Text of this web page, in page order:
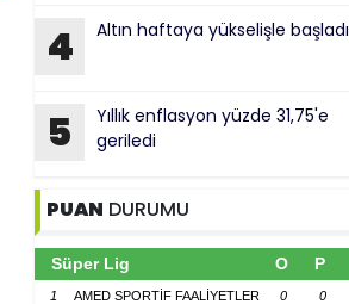
4 Altın haftaya yükselişle başladı
5
Yıllık enflasyon yüzde 31,75'e
geriledi
PUAN DURUMU
Süper Lig O P
1 AMED SPORTİF FAALİYETLER 0
0